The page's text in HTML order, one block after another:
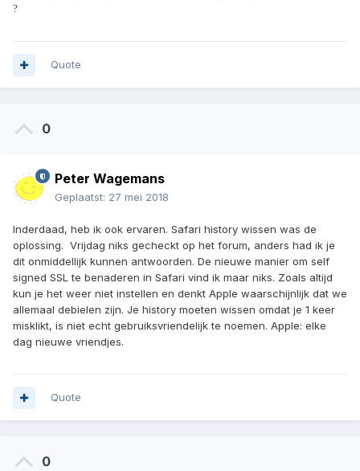
?
Quote
0
Peter Wagemans
Geplaatst: 27 mei 2018
Inderdaad, heb ik ook ervaren. Safari history wissen was de
oplossing. Vrijdag niks gecheckt op het forum, anders had ik je
dit onmiddellijk kunnen antwoorden. De nieuwe manier om self
signed SSL te benaderen in Safari vind ik maar niks. Zoals altijd
kun je het weer niet instellen en denkt Apple waarschijnlijk dat we
allemaal debielen zijn. Je history moeten wissen omdat je 1 keer
misklikt, is niet echt gebruiksvriendelijk te noemen. Apple: elke
dag nieuwe vriendjes.
Quote
0